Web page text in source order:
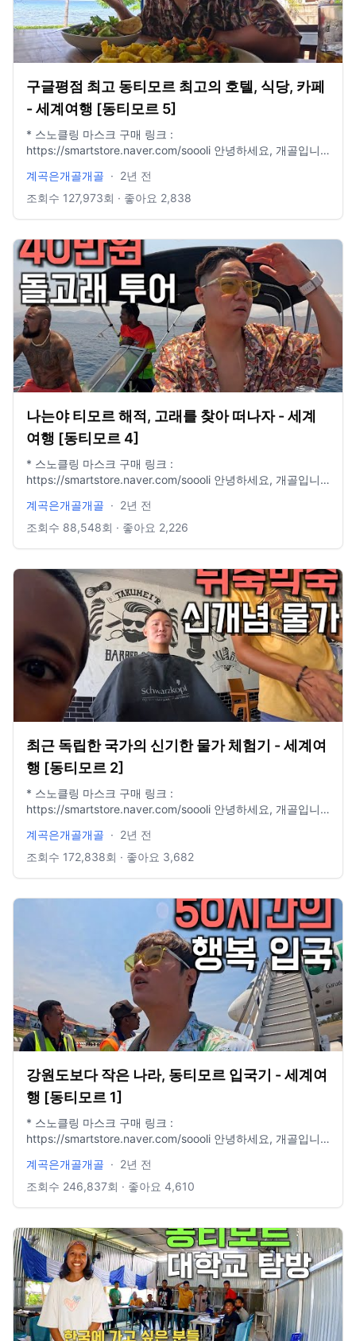
구글평점 최고 동티모르 최고의 호텔, 식당, 카페
- 세계여행 [동티모르 5]
* 스노클링 마스크 구매 링크 :
https://smartstore.naver.com/soooli 안녕하세요, 개골입니
습니다. 동티모르에서 나가는 비행 일정이 확정이었던 관계로
아쉽지만 3일의 공백으로 인해 이렇게 여행이 끝났습니다. 동
이렇게 끝내고, 한국에서의 일상과 함께 다음 해외여행에서 뵙
겠습니다. 감사합니다. #여행 #세계여행 #해외여행 #동티모
르
—————————————————————————————
insta : @waterfall_jang mail : hyungil1993@naver.com 촬
영장비 : 고프로 12 수심췤 시계 : 애플워치울트라 편집 : 맥북
프로 13인치 파이널컷 X 음악 : Artlist
계곡은개골개골 · 2년 전
조회수 127,973회 · 좋아요 2,838
나는야 티모르 해적, 고래를 찾아 떠나자 - 세계
여행 [동티모르 4]
* 스노클링 마스크 구매 링크 :
https://smartstore.naver.com/soooli 안녕하세요, 개골입니
왔습니다. 흠,, 할말은 정말 많지만 말을 아끼겠습니다. 감사합
니다. #여행 #세계여행 #해외여행 #스노클링 #동티모르
—————————————————————————————
영장비 : 고프로 12 수심췤 시계 : 애플워치울트라 편집 : 맥북
프로 13인치 파이널컷 X 음악 : Artlist
계곡은개골개골 · 2년 전
조회수 88,548회 · 좋아요 2,226
최근 독립한 국가의 신기한 물가 체험기 - 세계여
행 [동티모르 2]
* 스노클링 마스크 구매 링크 :
https://smartstore.naver.com/soooli 안녕하세요, 개골입니
스터카드부터 시작해서 길거리 모습, 사람들의 생각이 저로서
는 굉장히 생소하고, 신기한 나라임은 틀림없는 것 같습니다.
여행을 통해 본격적으로 확인해 주세요. 감사합니다. #여행 #
세계여행 #해외여행 #동티모르
———————————————————————————
insta : @waterfall_jang mail : hyungil1993@naver.com 촬
영장비 : 고프로 12 수심췤 시계 : 애플워치울트라 편집 : 맥북
프로 13인치 파이널컷 X 음악 : Artlist
계곡은개골개골 · 2년 전
조회수 172,838회 · 좋아요 3,682
강원도보다 작은 나라, 동티모르 입국기 - 세계여
행 [동티모르 1]
* 스노클링 마스크 구매 링크 :
https://smartstore.naver.com/soooli 안녕하세요, 개골입니
니다. 여행 정보부터 시작해서 모든 게 낯선 나라인만큼, 앞으
로 어떻게 여행할지 굉장히 막막하긴 한데, 그래도 구석구석
—————————————————————————————
insta : @waterfall_jang mail : hyungil1993@naver.com 촬
영장비 : 고프로 12 수심췤 시계 : 애플워치울트라 편집 : 맥북
프로 13인치 파이널컷 X 음악 : Artlist
계곡은개골개골 · 2년 전
조회수 246,837회 · 좋아요 4,610